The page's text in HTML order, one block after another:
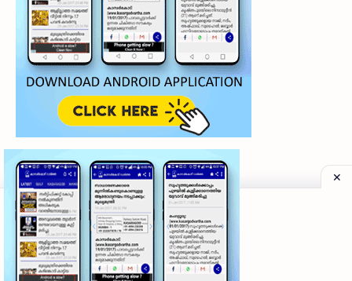
©2026‧My Kasaragod Vartha | LATEST KASARAGOD
Privacy Policy
Grievance Redressal